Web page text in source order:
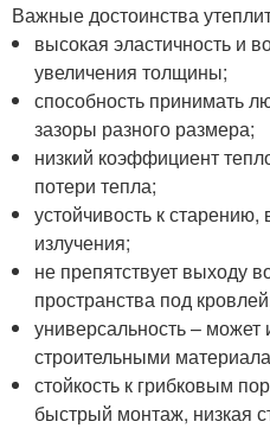
Важные достоинства
высокая эластичность и
увеличения толщины;
способность принимать
зазоры разного размера;
низкий коэффициент
потери тепла;
устойчивость к
излучения;
не препятствует выходу
пространства под
универсальность –
строительными
стойкость к грибковым
быстрый монтаж, низкая